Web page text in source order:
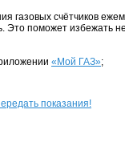
газовых счётчиков
Это поможет избежать
«Мой ГАЗ»;
показания!